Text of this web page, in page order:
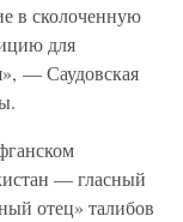
в сколоченную
для
— Саудовская
— гласный
отец» талибов